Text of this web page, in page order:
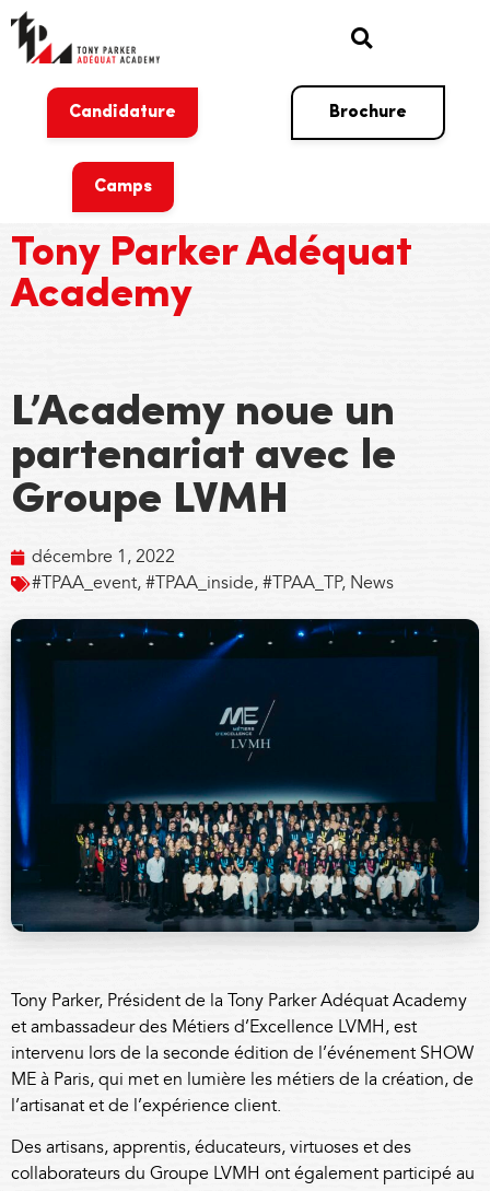
Candidature Brochure
Camps
Tony Parker Adéquat
Academy
L’Academy noue un
partenariat avec le
Groupe LVMH
décembre 1, 2022
#TPAA_event,#TPAA_inside,#TPAA_TP, News
Tony Parker, Président de la Tony Parker Adéquat Academy
et ambassadeur des Métiers d’Excellence LVMH, est
intervenu lors de la seconde édition de l’événement SHOW
ME à Paris, qui met en lumière les métiers de la création, de
l’artisanat et de l’expérience client.
Des artisans, apprentis, éducateurs, virtuoses et des
collaborateurs du Groupe LVMH ont également participé au